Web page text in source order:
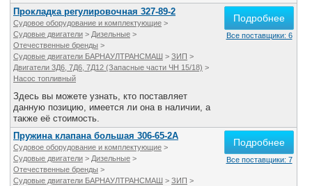
Прокладка регулировочная 327-89-2
Судовое оборудование и комплектующие >
Судовые двигатели > Дизельные >
Отечественные бренды >
Судовые двигатели БАРНАУЛТРАНСМАШ > ЗИП >
Двигатели 3Д6, 7Д6, 7Д12 (Запасные части ЧН 15/18) >
Насос топливный
Здесь вы можете узнать, кто поставляет
данную позицию, имеется ли она в наличии, а
также её стоимость.
Подробнее
Все поставщики: 6
Пружина клапана большая 306-65-2А
Судовое оборудование и комплектующие >
Судовые двигатели > Дизельные >
Отечественные бренды >
Судовые двигатели БАРНАУЛТРАНСМАШ > ЗИП >
Подробнее
Все поставщики: 7